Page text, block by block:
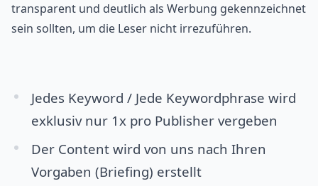
transparent und deutlich als Werbung gekennzeichnet
sein sollten, um die Leser nicht irrezuführen.
Jedes Keyword / Jede Keywordphrase wird
exklusiv nur 1x pro Publisher vergeben
Der Content wird von uns nach Ihren
Vorgaben (Briefing) erstellt